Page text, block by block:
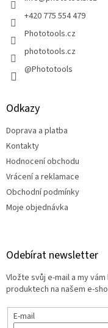
+420 775 554 479
Phototools.cz
phototools.cz
@Phototools
Odkazy
Doprava a platba
Kontakty
Hodnocení obchodu
Vrácení a reklamace
Obchodní podmínky
Moje objednávka
Odebírat newsletter
Vložte svůj e-mail a my
produktech na našem e-
E-mail